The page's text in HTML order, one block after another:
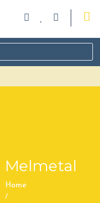
Melmetal
Home
/